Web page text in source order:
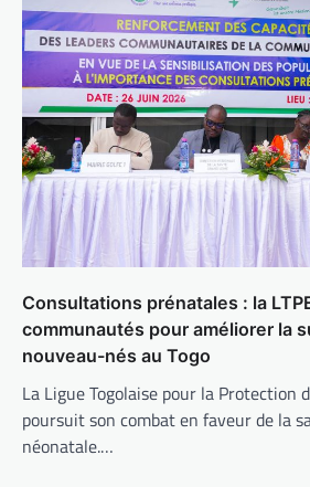
Consultations prénatales : la
communautés pour améliorer la
nouveau-nés au Togo
La Ligue Togolaise pour la Protection
poursuit son combat en faveur de la
néonatale.…